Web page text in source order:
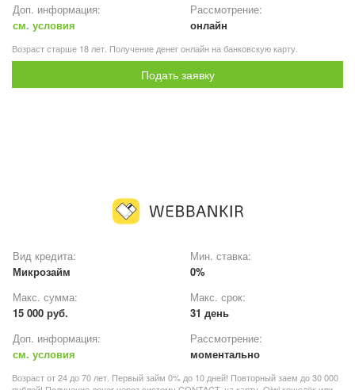
Доп. информация:
см. условия
Рассмотрение:
онлайн
Возраст старше 18 лет. Получение денег онлайн на банковскую карту.
Подать заявку
Вид кредита:
Микрозайм
Мин. ставка:
0%
Макс. сумма:
15 000 руб.
Макс. срок:
31 день
Доп. информация:
см. условия
Рассмотрение:
моментально
Возраст от 24 до 70 лет. Первый займ 0% до 10 дней! Повторный заем до 30 000